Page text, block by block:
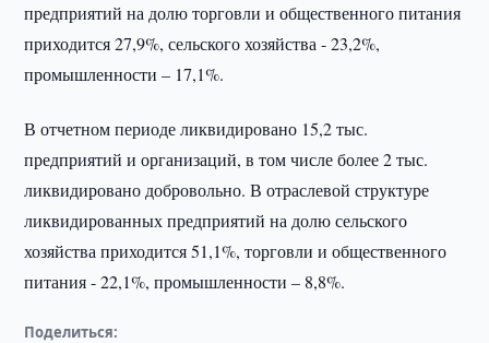
предприятий на долю торговли и общественного питания
приходится 27,9%, сельского хозяйства - 23,2%,
промышленности – 17,1%.
В отчетном периоде ликвидировано 15,2 тыс.
предприятий и организаций, в том числе более 2 тыс.
ликвидировано добровольно. В отраслевой структуре
ликвидированных предприятий на долю сельского
хозяйства приходится 51,1%, торговли и общественного
питания - 22,1%, промышленности – 8,8%.
Поделиться: